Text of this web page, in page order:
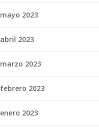
mayo 2023
abril 2023
marzo 2023
febrero 2023
enero 2023